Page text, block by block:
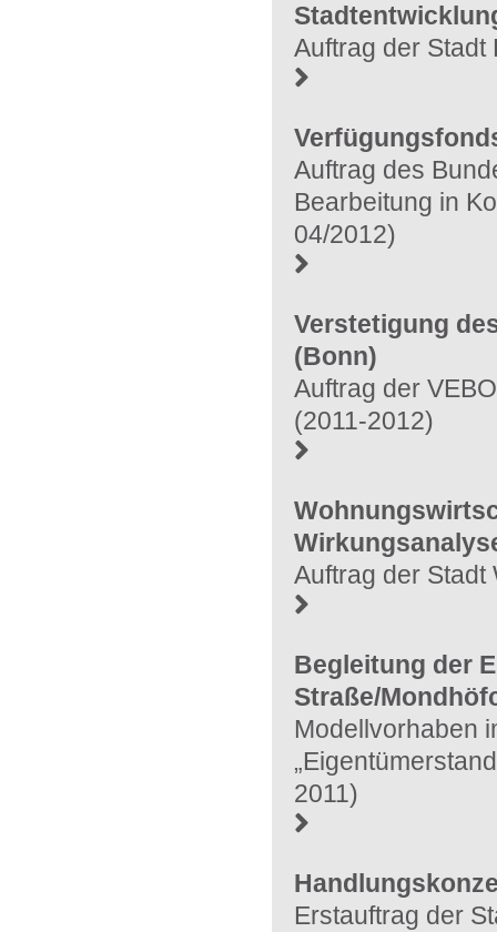
Auftrag der Stadt
Auftrag des
Bearbeitung in
04/2012)
Verstetigung
(Bonn)
Auftrag der
(2011-2012)
Auftrag der Stadt
Begleitung der
Straße/
Modellvorhaben
2011)
Erstauftrag der